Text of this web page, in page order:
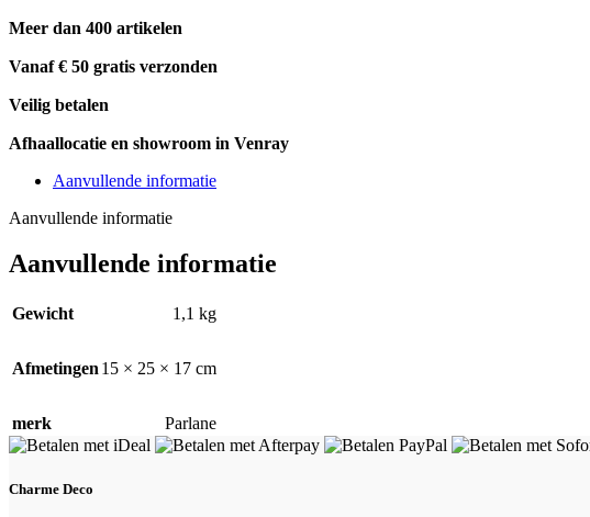
Meer dan 400 artikelen
Vanaf € 50 gratis verzonden
Veilig betalen
Afhaallocatie en showroom in Venray
Aanvullende informatie
Aanvullende informatie
Aanvullende informatie
Gewicht 1,1 kg
Afmetingen 15 × 25 × 17 cm
merk Parlane
Charme Deco